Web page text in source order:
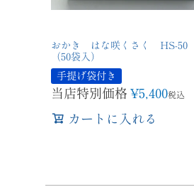
おかき はな咲くさく HS-50
（50袋入）
手提げ袋付き
当店特別価格 ¥5,400税込
カートに入れる